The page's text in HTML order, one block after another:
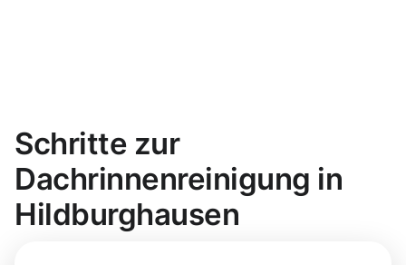
Schritte zur
Dachrinnenreinigung in
Hildburghausen